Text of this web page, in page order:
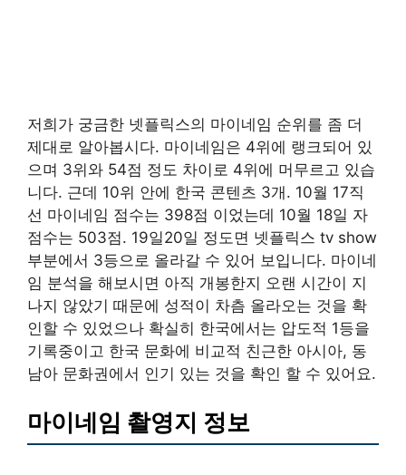
저희가 궁금한 넷플릭스의 마이네임 순위를 좀 더
제대로 알아봅시다. 마이네임은 4위에 랭크되어 있
으며 3위와 54점 정도 차이로 4위에 머무르고 있습
니다. 근데 10위 안에 한국 콘텐츠 3개. 10월 17직
선 마이네임 점수는 398점 이었는데 10월 18일 자
점수는 503점. 19일20일 정도면 넷플릭스 tv show
부분에서 3등으로 올라갈 수 있어 보입니다. 마이네
임 분석을 해보시면 아직 개봉한지 오랜 시간이 지
나지 않았기 때문에 성적이 차츰 올라오는 것을 확
인할 수 있었으나 확실히 한국에서는 압도적 1등을
기록중이고 한국 문화에 비교적 친근한 아시아, 동
남아 문화권에서 인기 있는 것을 확인 할 수 있어요.
마이네임 촬영지 정보